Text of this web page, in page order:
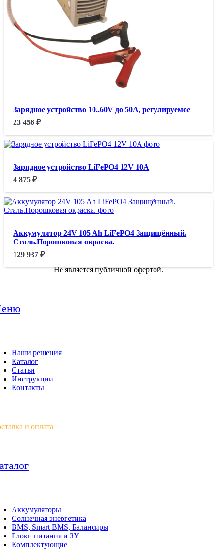
Зарядное устройство 10..60V до 50A, регулируемое
23 456₽
Зарядное устройство LiFePO4 12V 10A
4 875₽
Аккумулятор 24V 105 Ah LiFePO4 Защищённый.
Сталь.Порошковая окраска.
129 937₽
Не является публичной офертой.
Наши решения
Каталог
Статьи
Инструкции
Контакты
и оплата
Аккумуляторы
Солнечная энергетика
BMS, Smart BMS, Балансиры
Блоки питания и ЗУ
Комплектующие